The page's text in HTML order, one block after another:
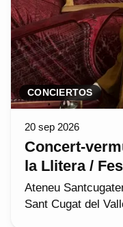
CONCIERTOS
20 sep 2026
Concert-
la Llitera /
Ateneu
Sant Cugat del